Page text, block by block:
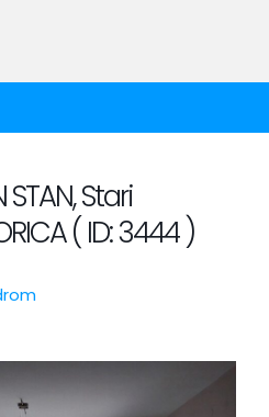
STAN, Stari
( ID: 3444 )